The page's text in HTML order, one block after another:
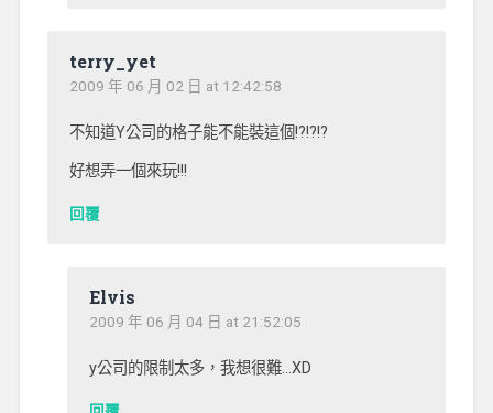
terry_yet
2009 年 06 月 02 日 at 12:42:58
不知道Y公司的格子能不能裝這個!?!?!?
好想弄一個來玩!!!
回覆
Elvis
2009 年 06 月 04 日 at 21:52:05
y公司的限制太多，我想很難…XD